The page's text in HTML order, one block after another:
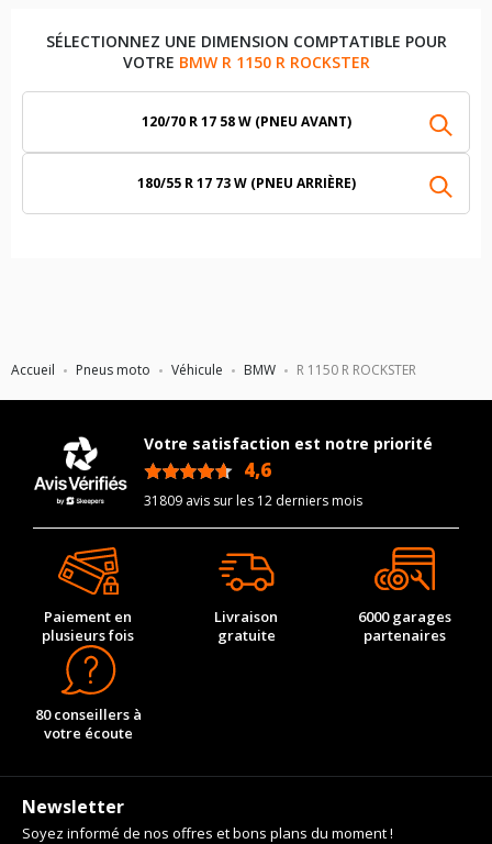
Accueil Pneus moto Véhicule BMW R 1150 R ROCKSTER
SÉLECTIONNEZ UNE DIMENSION COMPTATIBLE POUR
VOTRE BMW R 1150 R ROCKSTER
120/70 R 17 58 W (PNEU AVANT)
180/55 R 17 73 W (PNEU ARRIÈRE)
Votre satisfaction est notre priorité
4,6
31809 avis sur les 12 derniers mois
Paiement en
plusieurs fois
Livraison
gratuite
6000 garages
partenaires
80 conseillers à
votre écoute
Newsletter
Soyez informé de nos offres et bons plans du moment !